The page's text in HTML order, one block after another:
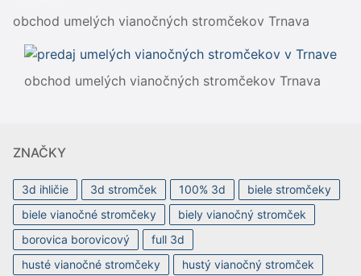
obchod umelých vianočných stromčekov Trnava
obchod umelých vianočných stromčekov Trnava
ZNAČKY
3d ihličie 3d stromček 100% 3d
biele stromčeky
biele vianočné stromčeky
biely vianočný stromček
borovica borovicový
full 3d
husté vianočné stromčeky
hustý vianočný stromček